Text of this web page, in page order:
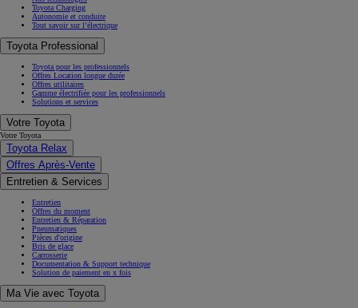
Toyota Charging
Autonomie et conduite
Tout savoir sur l’électrique
Toyota Professional
Toyota pour les professionnels
Offres Location longue durée
Offres utilitaires
Gamme électrifiée pour les professionnels
Solutions et services
Votre Toyota
Votre Toyota
Toyota Relax
Offres Après-Vente
Entretien & Services
Entretien
Offres du moment
Entretien & Réparation
Pneumatiques
Pièces d'origine
Bris de glace
Carrosserie
Documentation & Support technique
Solution de paiement en x fois
Ma Vie avec Toyota